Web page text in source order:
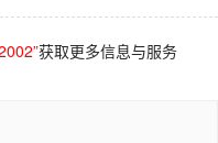
获取更多信息与服务